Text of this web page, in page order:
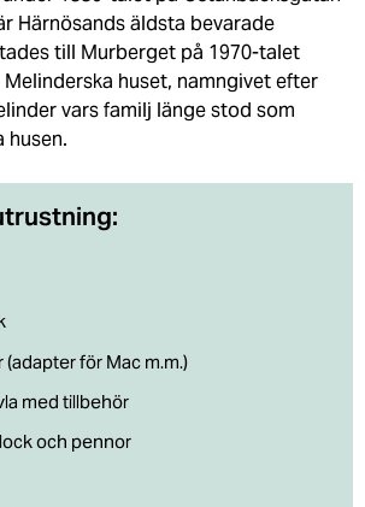
Härnösands äldsta bevarade
till Murberget på 1970-talet
huset, namngivet efter
vars familj länge stod som
husen.
för Mac m.m.)
med tillbehör
och pennor